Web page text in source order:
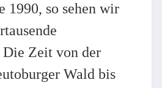
1990, so sehen wir
Die Zeit von der
Wald bis